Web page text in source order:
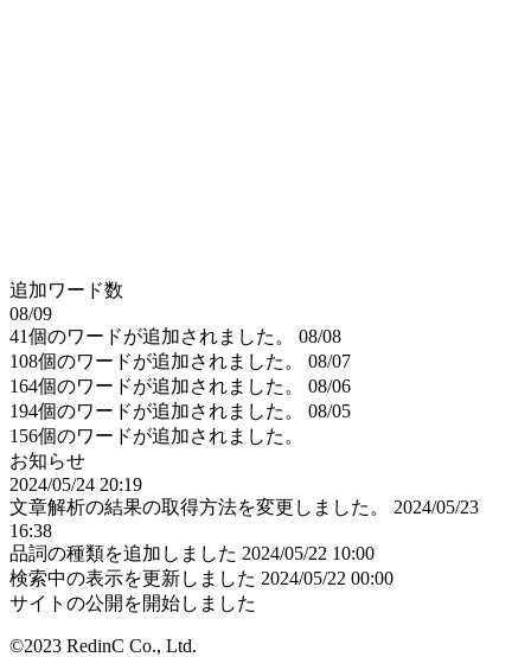
追加ワード数
08/09
41個のワードが追加されました。
08/08
108個のワードが追加されました。
08/07
164個のワードが追加されました。
08/06
194個のワードが追加されました。
08/05
156個のワードが追加されました。
お知らせ
2024/05/24 20:19
文章解析の結果の取得方法を変更しました。
2024/05/23
16:38
品詞の種類を追加しました 2024/05/22 10:00
検索中の表示を更新しました 2024/05/22 00:00
サイトの公開を開始しました
©2023 RedinC Co., Ltd.